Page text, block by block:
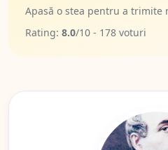
Apasă o stea pentru a trimite
Rating: 8.0/10 - 178 voturi